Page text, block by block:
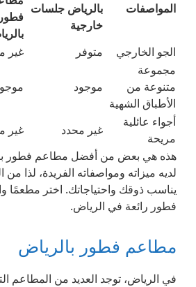
المواصفات
بالرياض جلسات
خارجية
فطور
الجو الخارجي
متوفر غير
مجموعة
متنوعة من
الأطباق الشهية
موجود
أجواء عائلية
مريحة
غير محدد غير
هذه هي بعض من أفضل مطاعم فطور
لديه ميزاته ومواصفاته الفريدة، لذا
يناسب ذوقك واحتياجاتك. اختر مطعمًا
فطور رائعة في الرياض.
مطاعم فطور بالرياض
في الرياض، توجد العديد من المطاعم